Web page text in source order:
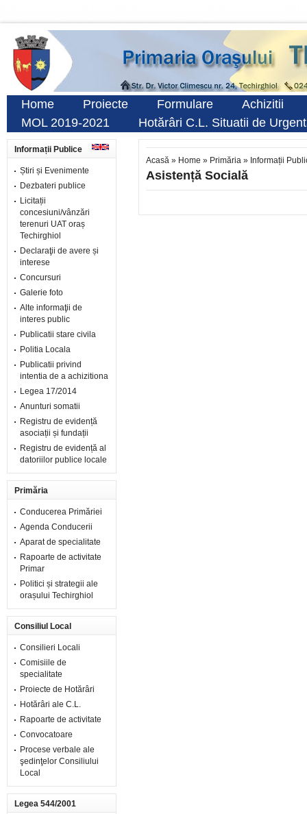
Home Proiecte Formulare
Achizitii
MOL 2019-2021
Hotărâri C.L. Situatii de
Informații Publice
Știri și Evenimente
Dezbateri publice
Licitații
concesiuni/vânzări
terenuri UAT oraș
Techirghiol
Declaraţii de avere și
interese
Concursuri
Galerie foto
Alte informaţii de
interes public
Publicatii stare civila
Politia Locala
Publicatii privind
intentia de a achizitiona
Legea 17/2014
Anunturi somatii
Registru de evidență
asociații și fundații
Registru de evidență al
datoriilor publice locale
Primăria
Conducerea Primăriei
Agenda Conducerii
Aparat de specialitate
Rapoarte de activitate
Primar
Politici și strategii ale
orașului Techirghiol
Consiliul Local
Consilieri Locali
Comisiile de
specialitate
Proiecte de Hotărâri
Hotărâri ale C.L.
Rapoarte de activitate
Convocatoare
Procese verbale ale
şedinţelor Consiliului
Local
Legea 544/2001
Acasă » Home » Primăria » Informații
Asistență Socială